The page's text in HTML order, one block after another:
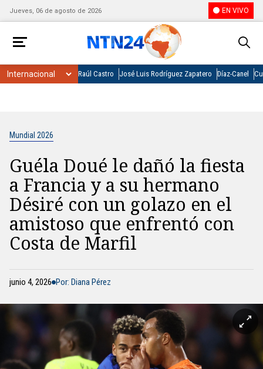
Jueves, 06 de agosto de 2026 EN VIVO
Raúl Castro José Luis Rodríguez Zapatero Díaz-Canel
Mundial 2026
Guéla Doué le dañó la fiesta
a Francia y a su hermano
Désiré con un golazo en el
amistoso que enfrentó con
Costa de Marfil
junio 4, 2026 Por: Diana Pérez